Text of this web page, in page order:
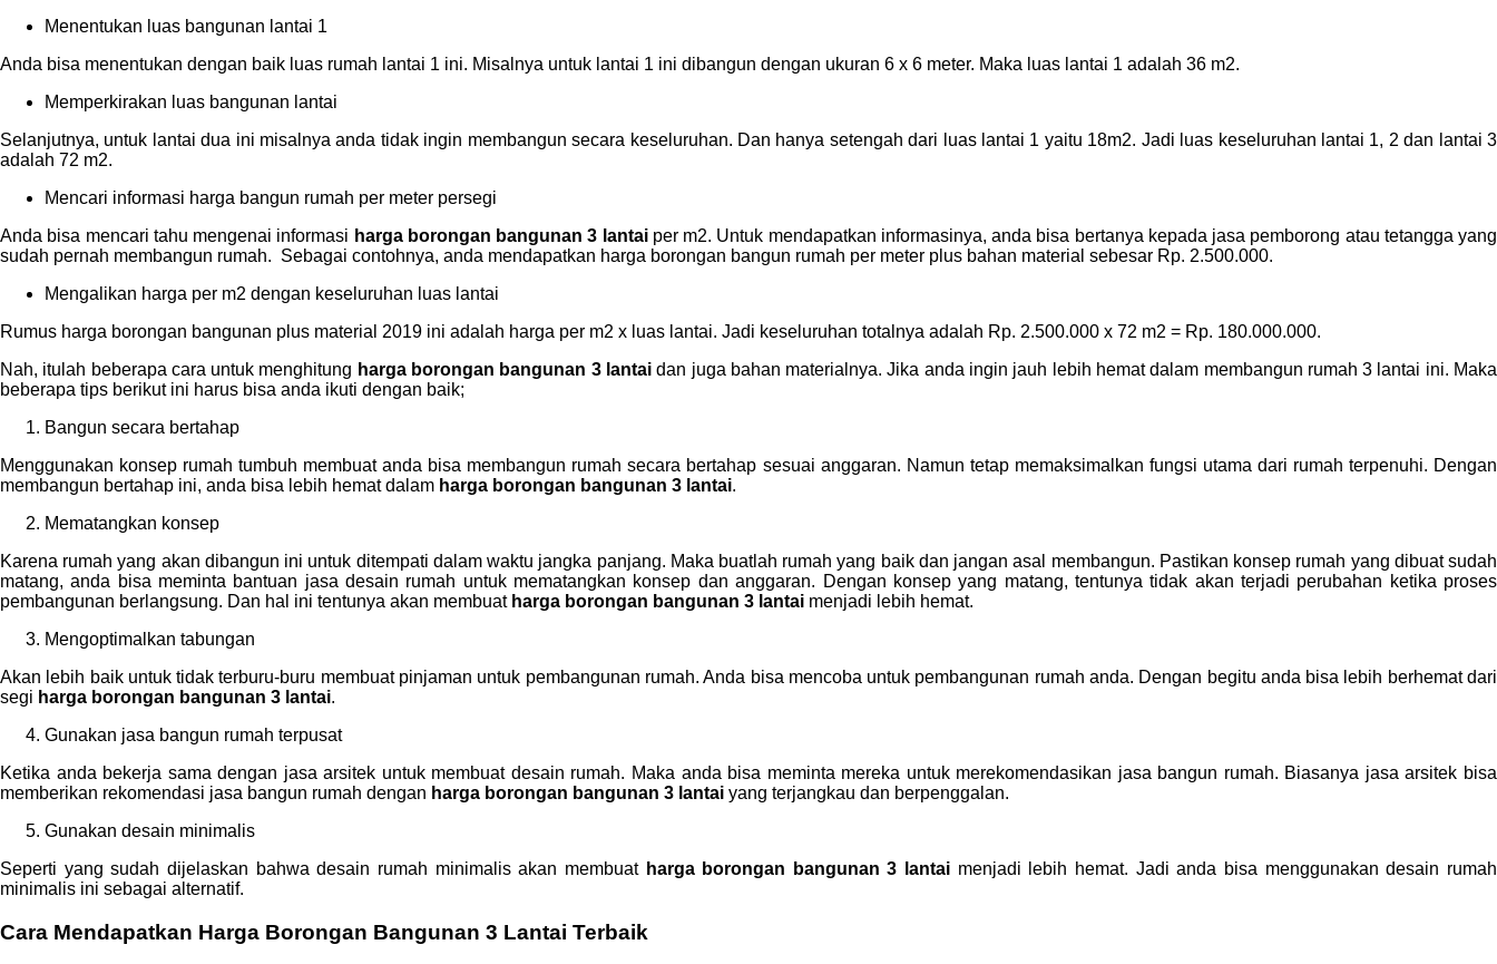
Menentukan luas bangunan lantai 1
Anda bisa menentukan dengan baik luas rumah lantai 1 ini. Misalnya untuk lantai 1 ini dibangun dengan ukuran 6 x 6 meter. Maka luas lantai 1 adalah 36 m2.
Memperkirakan luas bangunan lantai
Selanjutnya, untuk lantai dua ini misalnya anda tidak ingin membangun secara keseluruhan. Dan hanya setengah dari luas lantai 1 yaitu 18m2. Jadi luas keseluruhan lantai 1, 2 dan lantai 3
adalah 72 m2.
Mencari informasi harga bangun rumah per meter persegi
Anda bisa mencari tahu mengenai informasi harga borongan bangunan 3 lantai per m2. Untuk mendapatkan informasinya, anda bisa bertanya kepada jasa pemborong atau tetangga yang
sudah pernah membangun rumah. Sebagai contohnya, anda mendapatkan harga borongan bangun rumah per meter plus bahan material sebesar Rp. 2.500.000.
Mengalikan harga per m2 dengan keseluruhan luas lantai
Rumus harga borongan bangunan plus material 2019 ini adalah harga per m2 x luas lantai. Jadi keseluruhan totalnya adalah Rp. 2.500.000 x 72 m2 = Rp. 180.000.000.
Nah, itulah beberapa cara untuk menghitung harga borongan bangunan 3 lantaidan juga bahan materialnya. Jika anda ingin jauh lebih hemat dalam membangun rumah 3 lantai ini. Maka
beberapa tips berikut ini harus bisa anda ikuti dengan baik;
Bangun secara bertahap
Menggunakan konsep rumah tumbuh membuat anda bisa membangun rumah secara bertahap sesuai anggaran. Namun tetap memaksimalkan fungsi utama dari rumah terpenuhi. Dengan
membangun bertahap ini, anda bisa lebih hemat dalam harga borongan bangunan 3 lantai.
Mematangkan konsep
Karena rumah yang akan dibangun ini untuk ditempati dalam waktu jangka panjang. Maka buatlah rumah yang baik dan jangan asal membangun. Pastikan konsep rumah yang dibuat sudah
matang, anda bisa meminta bantuan jasa desain rumah untuk mematangkan konsep dan anggaran. Dengan konsep yang matang, tentunya tidak akan terjadi perubahan ketika proses
pembangunan berlangsung. Dan hal ini tentunya akan membuat harga borongan bangunan 3 lantai menjadi lebih hemat.
Mengoptimalkan tabungan
Akan lebih baik untuk tidak terburu-buru membuat pinjaman untuk pembangunan rumah. Anda bisa mencoba untuk pembangunan rumah anda. Dengan begitu anda bisa lebih berhemat dari
segi harga borongan bangunan 3 lantai.
Gunakan jasa bangun rumah terpusat
Ketika anda bekerja sama dengan jasa arsitek untuk membuat desain rumah. Maka anda bisa meminta mereka untuk merekomendasikan jasa bangun rumah. Biasanya jasa arsitek bisa
memberikan rekomendasi jasa bangun rumah dengan harga borongan bangunan 3 lantai yang terjangkau dan berpenggalan.
Gunakan desain minimalis
Seperti yang sudah dijelaskan bahwa desain rumah minimalis akan membuat harga borongan bangunan 3 lantai menjadi lebih hemat. Jadi anda bisa menggunakan desain rumah
minimalis ini sebagai alternatif.
Cara Mendapatkan Harga Borongan Bangunan 3 Lantai Terbaik